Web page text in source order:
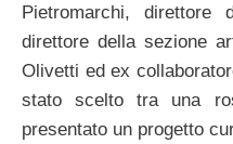
Pietromarchi,
direttore della sezione
Olivetti ed ex
stato scelto tra una
presentato un progetto